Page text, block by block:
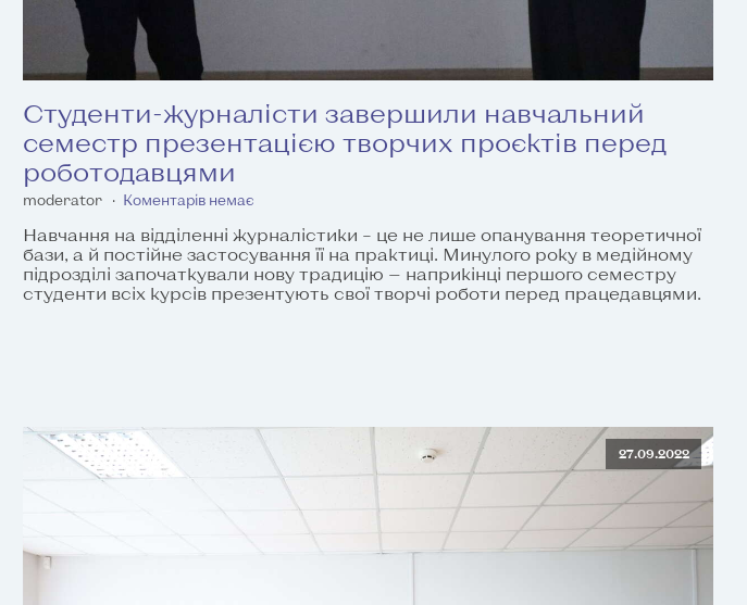
Студенти-журналісти завершили навчальний
семестр презентацією творчих проєктів перед
роботодавцями
moderator Коментарів немає
Навчання на відділенні журналістики – це не лише опанування теоретичної
бази, а й постійне застосування її на практиці. Минулого року в медійному
підрозділі започаткували нову традицію — наприкінці першого семестру
студенти всіх курсів презентують свої творчі роботи перед працедавцями.
27.09.2022